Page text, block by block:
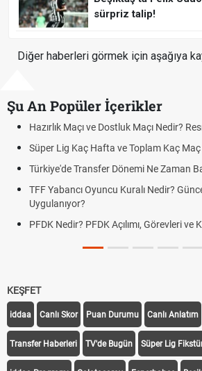
sürpriz talip!
Diğer haberleri görmek için aşağıya
Şu An Popüler İçerikler
Maçlardan Farkları
Oynanır?
ve Bitiyor?
Sezonda Nasıl
Karar Süreci
Puan
Skor Ne
Futbol Nasıl
Deplasman
DGS
KEŞFET
iddaa Canlı Skor Puan Durumu Canlı Anlatım
Transfer Haberleri TV'de Bugün Süper Lig